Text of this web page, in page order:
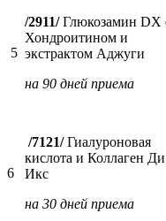
5
/2911/Глюкозамин DX
Хондроитином и
экстрактом Аджуги
на 90 дней приема
6
/7121/Гиалуроновая
кислота и Коллаген Ди
Икс
на 30 дней приема